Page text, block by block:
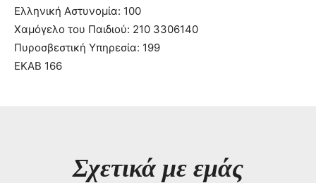
Ελληνική Αστυνομία: 100
Χαμόγελο του Παιδιού: 210 3306140
Πυροσβεστική Υπηρεσία: 199
ΕΚΑΒ 166
Σχετικά με εμάς